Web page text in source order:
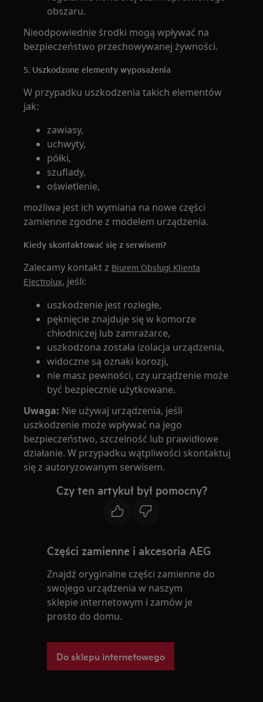
obszaru.
Nieodpowiednie środki mogą wpływać na
bezpieczeństwo przechowywanej żywności.
5. Uszkodzone elementy wyposażenia
W przypadku uszkodzenia takich elementów
jak:
zawiasy,
uchwyty,
półki,
szuflady,
oświetlenie,
możliwa jest ich wymiana na nowe części
zamienne zgodne z modelem urządzenia.
Kiedy skontaktować się z serwisem?
Zalecamy kontakt z Biurem Obsługi Klienta
Electrolux, jeśli:
uszkodzenie jest rozległe,
pęknięcie znajduje się w komorze
chłodniczej lub zamrażarce,
uszkodzona została izolacja urządzenia,
widoczne są oznaki korozji,
nie masz pewności, czy urządzenie może
być bezpiecznie użytkowane.
Uwaga: Nie używaj urządzenia, jeśli
uszkodzenie może wpływać na jego
bezpieczeństwo, szczelność lub prawidłowe
działanie. W przypadku wątpliwości skontaktuj
się z autoryzowanym serwisem.
Czy ten artykuł był pomocny?
Części zamienne i akcesoria AEG
Znajdź oryginalne części zamienne do
swojego urządzenia w naszym
sklepie internetowym i zamów je
prosto do domu.
Do sklepu internetowego